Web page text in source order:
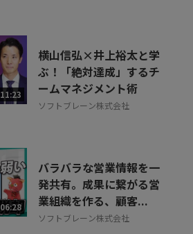
11:23
横山信弘×井上裕太と学
ぶ！「絶対達成」するチ
ームマネジメント術
ソフトブレーン株式会社
06:28
バラバラな営業情報を一
発共有。成果に繋がる営
業組織を作る、顧客...
ソフトブレーン株式会社